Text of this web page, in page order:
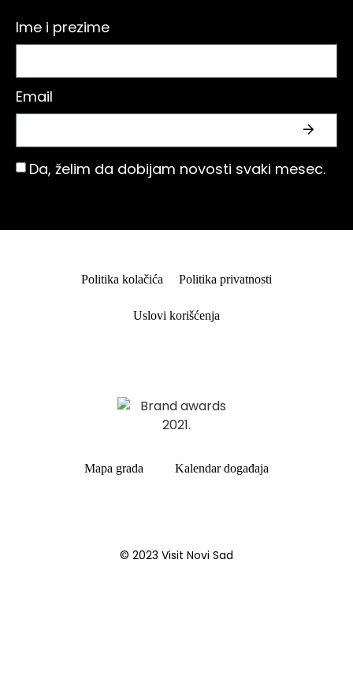
Ime i prezime
Email
Da, želim da dobijam novosti svaki mesec.
Politika kolačića Politika privatnosti
Uslovi korišćenja
Mapa grada Kalendar događaja
© 2023 Visit Novi Sad